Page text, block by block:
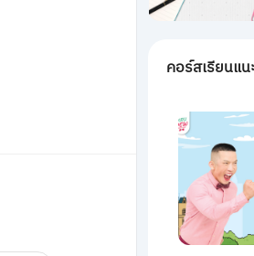
คอร์สเรียนแน